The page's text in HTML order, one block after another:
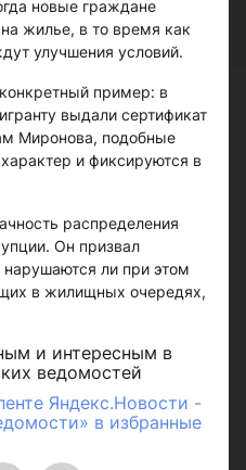
новые граждане
жилье, в то время как
улучшения условий.
пример: в
выдали сертификат
Миронова, подобные
и фиксируются в
распределения
Он призвал
нарушаются ли при этом
в жилищных очередях,
и интересным в
ведомостей
Яндекс.Новости -
в избранные